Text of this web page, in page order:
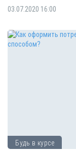
03.07.2020 16:00
Будь в курсе